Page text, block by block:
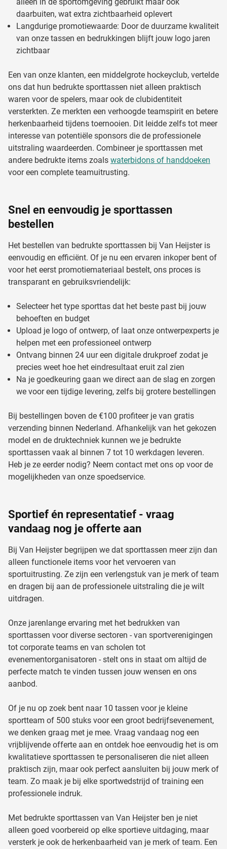
daarbuiten, wat extra zichtbaarheid oplevert
Langdurige promotiewaarde: Door de duurzame kwaliteit
van onze tassen en bedrukkingen blijft jouw logo jaren
zichtbaar
Een van onze klanten, een middelgrote hockeyclub, vertelde
ons dat hun bedrukte sporttassen niet alleen praktisch
waren voor de spelers, maar ook de clubidentiteit
versterkten. Ze merkten een verhoogde teamspirit en betere
herkenbaarheid tijdens toernooien. Dit leidde zelfs tot meer
interesse van potentiële sponsors die de professionele
uitstraling waardeerden. Combineer je sporttassen met
andere bedrukte items zoals waterbidons of handdoeken
voor een complete teamuitrusting.
Snel en eenvoudig je sporttassen
bestellen
Het bestellen van bedrukte sporttassen bij Van Heijster is
eenvoudig en efficiënt. Of je nu een ervaren inkoper bent of
voor het eerst promotiemateriaal bestelt, ons proces is
transparant en gebruiksvriendelijk:
Selecteer het type sporttas dat het beste past bij jouw
behoeften en budget
Upload je logo of ontwerp, of laat onze ontwerpexperts je
helpen met een professioneel ontwerp
Ontvang binnen 24 uur een digitale drukproef zodat je
precies weet hoe het eindresultaat eruit zal zien
Na je goedkeuring gaan we direct aan de slag en zorgen
we voor een tijdige levering, zelfs bij grotere bestellingen
Bij bestellingen boven de €100 profiteer je van gratis
verzending binnen Nederland. Afhankelijk van het gekozen
model en de druktechniek kunnen we je bedrukte
sporttassen vaak al binnen 7 tot 10 werkdagen leveren.
Heb je ze eerder nodig? Neem contact met ons op voor de
mogelijkheden van onze spoedservice.
Sportief én representatief - vraag
vandaag nog je offerte aan
Bij Van Heijster begrijpen we dat sporttassen meer zijn dan
alleen functionele items voor het vervoeren van
sportuitrusting. Ze zijn een verlengstuk van je merk of team
en dragen bij aan de professionele uitstraling die je wilt
uitdragen.
Onze jarenlange ervaring met het bedrukken van
sporttassen voor diverse sectoren - van sportverenigingen
tot corporate teams en van scholen tot
evenementorganisatoren - stelt ons in staat om altijd de
perfecte match te vinden tussen jouw wensen en ons
aanbod.
Of je nu op zoek bent naar 10 tassen voor je kleine
sportteam of 500 stuks voor een groot bedrijfsevenement,
we denken graag met je mee. Vraag vandaag nog een
vrijblijvende offerte aan en ontdek hoe eenvoudig het is om
kwalitatieve sporttassen te personaliseren die niet alleen
praktisch zijn, maar ook perfect aansluiten bij jouw merk of
team. Zo maak je bij elke sportwedstrijd of training een
professionele indruk.
Met bedrukte sporttassen van Van Heijster ben je niet
alleen goed voorbereid op elke sportieve uitdaging, maar
versterk je ook de herkenbaarheid van je merk of team. Een